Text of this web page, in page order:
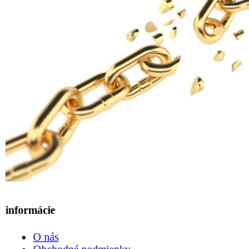
informácie
O nás